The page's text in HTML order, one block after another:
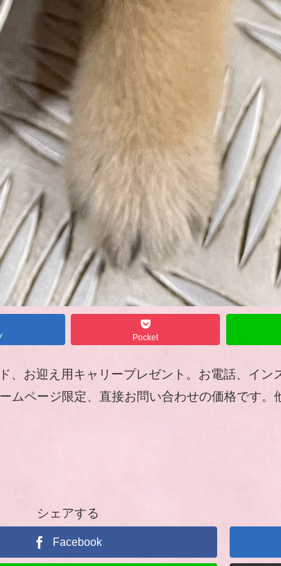
Pocket
お迎え用キャリープレゼント。お電話、イン
ページ限定、直接お問い合わせの価格です。
シェアする
Facebook